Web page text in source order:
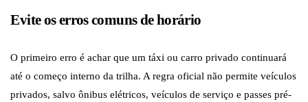
Evite os erros comuns de horário
O primeiro erro é achar que um táxi ou carro privado continuará
até o começo interno da trilha. A regra oficial não permite veículos
privados, salvo ônibus elétricos, veículos de serviço e passes pré-